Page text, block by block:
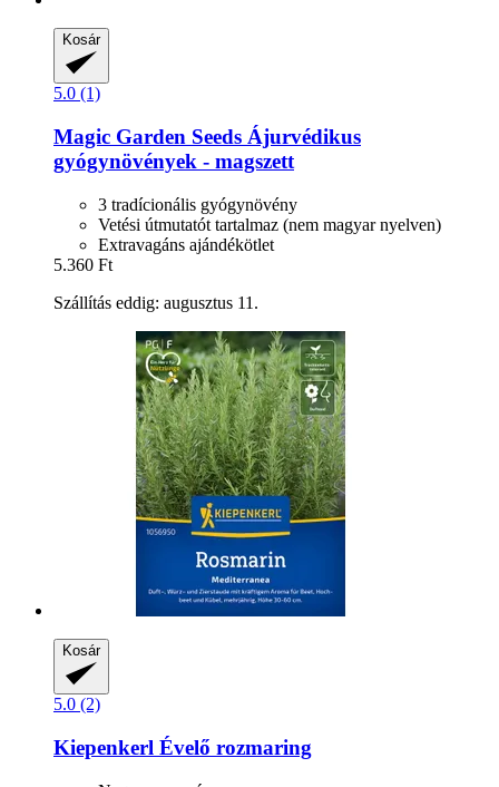
Kosár
5.0 (1)
Magic Garden Seeds Ájurvédikus
gyógynövények -​ magszett
3 tradícionális gyógynövény
Vetési útmutatót tartalmaz (nem magyar nyelven)
Extravagáns ajándékötlet
5.360 Ft
Szállítás eddig: augusztus 11.
Kosár
5.0 (2)
Kiepenkerl Évelő rozmaring